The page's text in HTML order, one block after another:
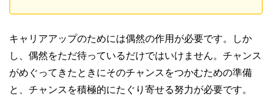
キャリアアップのためには偶然の作用が必要です。しか
し、偶然をただ待っているだけではいけません。チャンス
がめぐってきたときにそのチャンスをつかむための準備
と、チャンスを積極的にたぐり寄せる努力が必要です。